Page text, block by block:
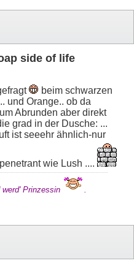
side of life
beim schwarzen
und Orange.. ob da
Abrunden aber direkt
grad in der Dusche: ...
ist seeehr ähnlich-nur
wie Lush ....
Prinzessin